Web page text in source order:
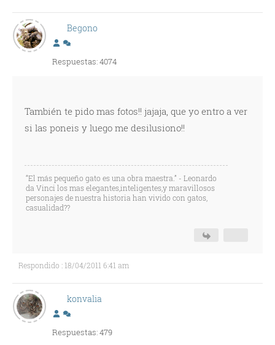
Begono
Respuestas: 4074
También te pido mas fotos!! jajaja, que yo entro a ver
si las poneis y luego me desilusiono!!
“El más pequeño gato es una obra maestra.” - Leonardo
da Vinci los mas elegantes,inteligentes,y maravillosos
personajes de nuestra historia han vivido con gatos,
casualidad??
Respondido : 18/04/2011 6:41 am
konvalia
Respuestas: 479